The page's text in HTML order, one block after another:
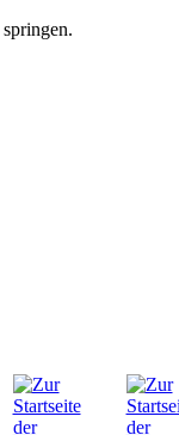
springen.